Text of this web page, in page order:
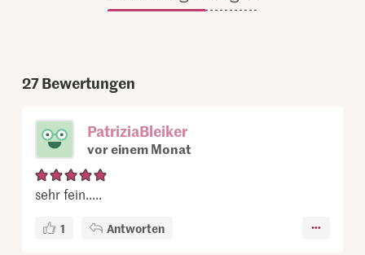
27Bewertungen
PatriziaBleiker
vor einem Monat
sehr fein.....
1 Antworten